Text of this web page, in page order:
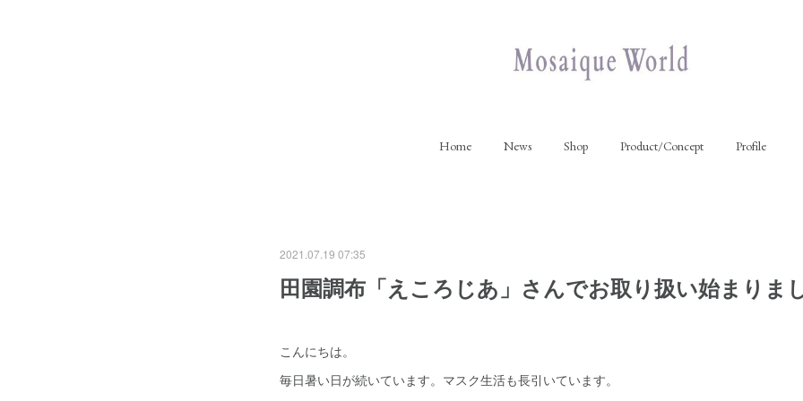
Home News Shop Product/Concept Profile
2021.07.19 07:35
田園調布「えころじあ」さんでお取り扱い始まりま
こんにちは。
毎日暑い日が続いています。マスク生活も長引いています。